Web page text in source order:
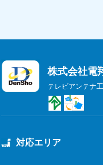
株式会社電
テレビアンテナ
対応エリア